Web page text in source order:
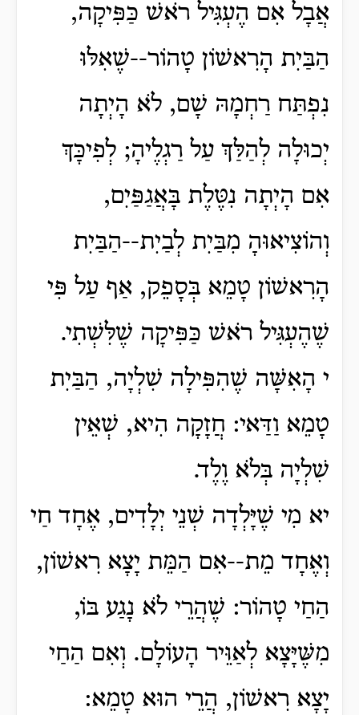
אֲבָל אִם הֶעְגִּיל רֹאשׁ כַּפִּיקָה,
הַבַּיִת הָרִאשׁוֹן טָהוֹר--שֶׁאִלּוּ
נִפְתַּח רַחְמָהּ שָׁם, לֹא הָיְתָה
יְכוּלָה לְהַלַּךְ עַל רַגְלֶיהָ; לְפִיכָּךְ
אִם הָיְתָה נִטֶּלֶת בָּאֲגַפַּיִם,
וְהוֹצִיאוּהָ מִבַּיִת לְבַיִת--הַבַּיִת
הָרִאשׁוֹן טָמֵא בְּסָפֵק, אַף עַל פִּי
שֶׁהֶעְגִּיל רֹאשׁ כַּפִּיקָה שֶׁלִּשְׁתִי.
י הָאִשָּׁה שֶׁהִפִּילָה שִׁלְיָה, הַבַּיִת
טָמֵא וַדַּאי: חֲזָקָה הִיא, שְׁאֵין
שִׁלְיָה בְּלֹא וֶלֶד.
יא מִי שֶׁיָּלְדָה שְׁנֵי יְלָדִים, אֶחָד חַי
וְאֶחָד מֵת--אִם הַמֵּת יָצָא רִאשׁוֹן,
הַחַי טָהוֹר: שֶׁהֲרֵי לֹא נָגַע בּוֹ,
מִשֶּׁיָּצָא לְאַוֵּיר הָעוֹלָם. וְאִם הַחַי
יָצָא רִאשׁוֹן, הֲרֵי הוּא טָמֵא: